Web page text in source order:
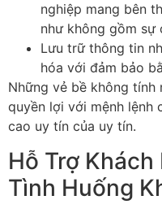
nghiệp mang bên
như không gồm sự
Lưu trữ thông tin
hóa với đảm bảo
Những vẻ bề không tính
quyền lợi với mệnh lệnh
cao uy tín của uy tín.
Hỗ Trợ
Tình Huống